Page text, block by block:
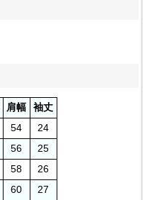
肩幅
袖丈
54
24
56
25
58
26
60 27